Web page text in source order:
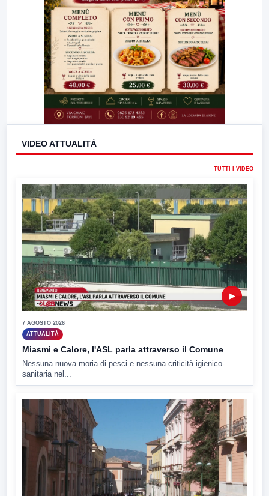
VIDEO ATTUALITÀ
TUTTI I VIDEO
▶
7 AGOSTO 2026
ATTUALITÀ
Miasmi e Calore, l'ASL parla attraverso il Comune
Nessuna nuova moria di pesci e nessuna criticità igienico-
sanitaria nel...